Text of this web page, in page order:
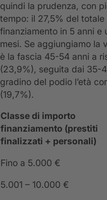
quindi la prudenza, con
tempo: il 27,5% del
finanziamento in 5 anni e
mesi. Se aggiungiamo la
è la fascia 45-54 anni a
(23,9%), seguita dai 35-
gradino del podio l’età
(19,7%).
Classe di importo
finanziamento (prestiti
finalizzati + personali)
Fino a 5.000 €
5.001 – 10.000 €